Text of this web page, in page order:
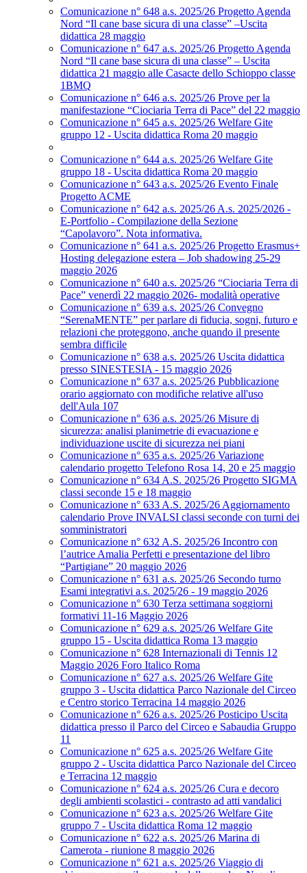
Comunicazione n° 648 a.s. 2025/26 Progetto Agenda
Nord “Il cane base sicura di una classe” –Uscita
didattica 28 maggio
Comunicazione n° 647 a.s. 2025/26 Progetto Agenda
Nord “Il cane base sicura di una classe” – Uscita
didattica 21 maggio alle Casacte dello Schioppo classe
1BMQ
Comunicazione n° 646 a.s. 2025/26 Prove per la
manifestazione “Ciociaria Terra di Pace” del 22 maggio
Comunicazione n° 645 a.s. 2025/26 Welfare Gite
gruppo 12 - Uscita didattica Roma 20 maggio
Comunicazione n° 644 a.s. 2025/26 Welfare Gite
gruppo 18 - Uscita didattica Roma 20 maggio
Comunicazione n° 643 a.s. 2025/26 Evento Finale
Progetto ACME
Comunicazione n° 642 a.s. 2025/26 A.s. 2025/2026 -
E-Portfolio - Compilazione della Sezione
“Capolavoro”. Nota informativa.
Comunicazione n° 641 a.s. 2025/26 Progetto Erasmus+
Hosting delegazione estera – Job shadowing 25-29
maggio 2026
Comunicazione n° 640 a.s. 2025/26 “Ciociaria Terra di
Pace” venerdì 22 maggio 2026- modalità operative
Comunicazione n° 639 a.s. 2025/26 Convegno
“SerenaMENTE” per parlare di fiducia, sogni, futuro e
relazioni che proteggono, anche quando il presente
sembra difficile
Comunicazione n° 638 a.s. 2025/26 Uscita didattica
presso SINESTESIA - 15 maggio 2026
Comunicazione n° 637 a.s. 2025/26 Pubblicazione
orario aggiornato con modifiche relative all'uso
dell'Aula 107
Comunicazione n° 636 a.s. 2025/26 Misure di
sicurezza: analisi planimetrie di evacuazione e
individuazione uscite di sicurezza nei piani
Comunicazione n° 635 a.s. 2025/26 Variazione
calendario progetto Telefono Rosa 14, 20 e 25 maggio
Comunicazione n° 634 A.S. 2025/26 Progetto SIGMA
classi seconde 15 e 18 maggio
Comunicazione n° 633 A.S. 2025/26 Aggiornamento
calendario Prove INVALSI classi seconde con turni dei
somministratori
Comunicazione n° 632 A.S. 2025/26 Incontro con
l’autrice Amalia Perfetti e presentazione del libro
“Partigiane” 20 maggio 2026
Comunicazione n° 631 a.s. 2025/26 Secondo turno
Esami integrativi a.s. 2025/26 - 19 maggio 2026
Comunicazione n° 630 Terza settimana soggiorni
formativi 11-16 Maggio 2026
Comunicazione n° 629 a.s. 2025/26 Welfare Gite
gruppo 15 - Uscita didattica Roma 13 maggio
Comunicazione n° 628 Internazionali di Tennis 12
Maggio 2026 Foro Italico Roma
Comunicazione n° 627 a.s. 2025/26 Welfare Gite
gruppo 3 - Uscita didattica Parco Nazionale del Circeo
e Centro storico Terracina 14 maggio 2026
Comunicazione n° 626 a.s. 2025/26 Posticipo Uscita
didattica presso il Parco del Circeo e Sabaudia Gruppo
11
Comunicazione n° 625 a.s. 2025/26 Welfare Gite
gruppo 2 - Uscita didattica Parco Nazionale del Circeo
e Terracina 12 maggio
Comunicazione n° 624 a.s. 2025/26 Cura e decoro
degli ambienti scolastici - contrasto ad atti vandalici
Comunicazione n° 623 a.s. 2025/26 Welfare Gite
gruppo 7 - Uscita didattica Roma 12 maggio
Comunicazione n° 622 a.s. 2025/26 Marina di
Camerota - riunione 8 maggio 2026
Comunicazione n° 621 a.s. 2025/26 Viaggio di